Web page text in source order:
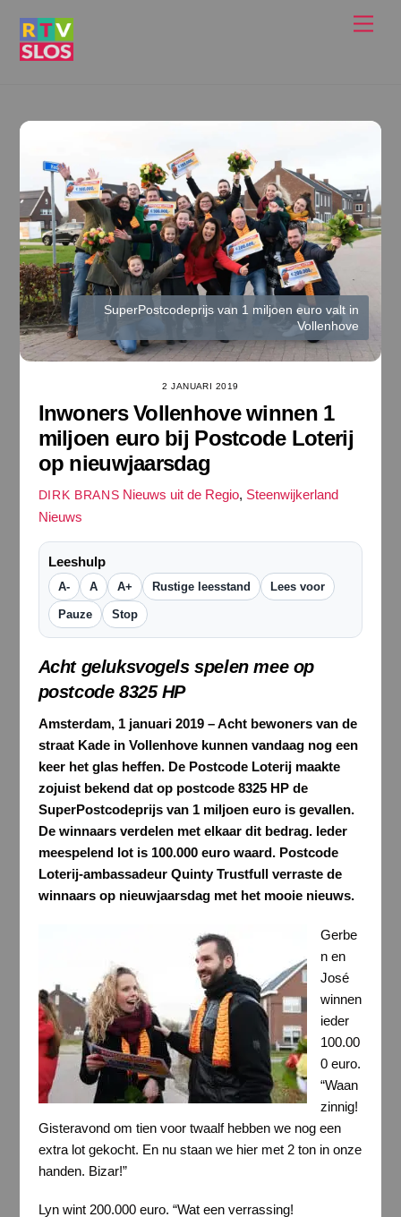
SuperPostcodeprijs van 1 miljoen euro valt in
Vollenhove
2 JANUARI 2019
Inwoners Vollenhove winnen 1
miljoen euro bij Postcode Loterij
op nieuwjaarsdag
DIRK BRANS Nieuws uit de Regio, Steenwijkerland
Nieuws
Leeshulp
A- A A+ Rustige leesstand Lees voor
Pauze Stop
Acht geluksvogels spelen mee op
postcode 8325 HP
Amsterdam, 1januari 2019–Acht bewoners van de
straat Kade in Vollenhove kunnen vandaag nog een
keer het glas heffen. De Postcode Loterij maakte
zojuist bekend dat op postcode 8325 HP de
SuperPostcodeprijs van 1 miljoen euro is gevallen.
De winnaars verdelen met elkaar dit bedrag. Ieder
meespelend lot is 100.000 euro waard. Postcode
Loterij-ambassadeur Quinty Trustfullverraste de
winnaars op nieuwjaarsdagmet het mooie nieuws.
Gerbe
n en
José
winnen
ieder
100.00
0 euro.
“Waan
zinnig!
Gisteravond om tien voor twaalf hebben we nog een
extra lot gekocht. En nu staan we hier met 2 ton in onze
handen. Bizar!”
Lyn wint 200.000 euro. “Wat een verrassing!